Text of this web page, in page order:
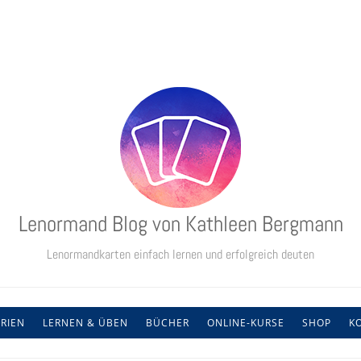
Lenormand Blog von Kathleen Bergmann
Lenormandkarten einfach lernen und erfolgreich deuten
LERNEN & ÜBEN BÜCHER ONLINE-KURSE SHOP